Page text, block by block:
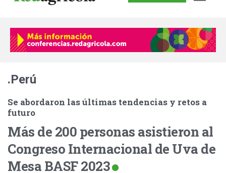
.Perú
Se abordaron las últimas tendencias y retos a
futuro
Más de 200 personas asistieron al
Congreso Internacional de Uva de
Mesa BASF 2023